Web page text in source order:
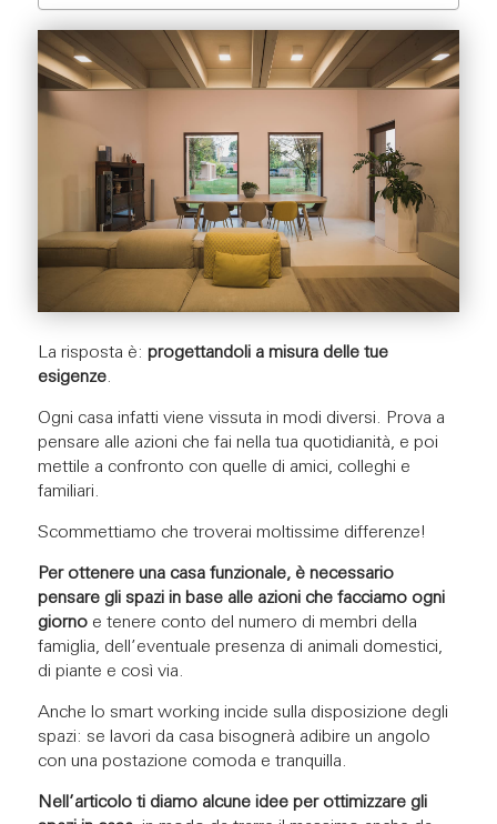
La risposta è: progettandoli a misura delle tue
esigenze.
Ogni casa infatti viene vissuta in modi diversi. Prova a
pensare alle azioni che fai nella tua quotidianità, e poi
mettile a confronto con quelle di amici, colleghi e
familiari.
Scommettiamo che troverai moltissime differenze!
Per ottenere una casa funzionale, è necessario
pensare gli spazi in base alle azioni che facciamo ogni
giornoe tenere conto del numero di membri della
famiglia, dell’eventuale presenza di animali domestici,
di piante e così via.
Anche lo smart working incide sulla disposizione degli
spazi: se lavori da casa bisognerà adibire un angolo
con una postazione comoda e tranquilla.
Nell’articolo ti diamo alcune idee per ottimizzare gli